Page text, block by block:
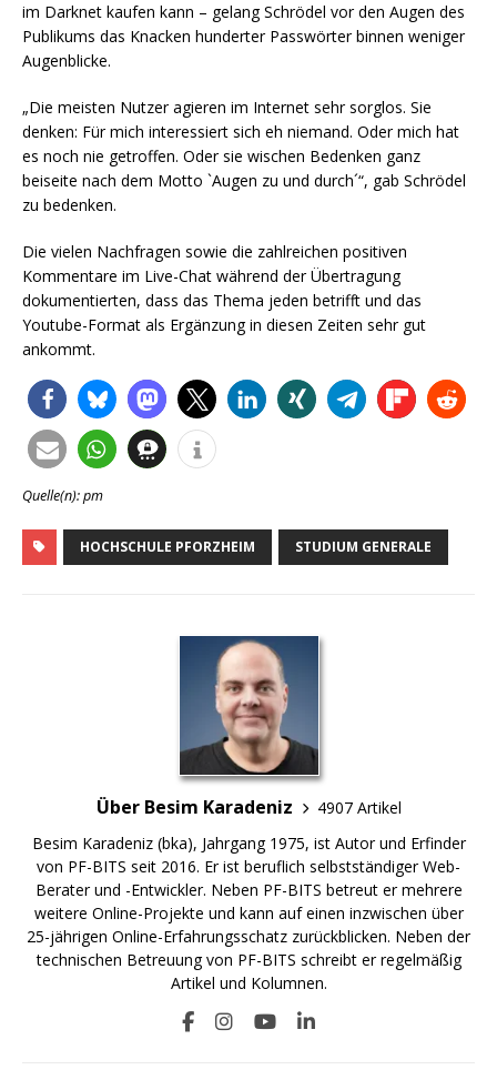
im Darknet kaufen kann – gelang Schrödel vor den Augen des
Publikums das Knacken hunderter Passwörter binnen weniger
Augenblicke.
„Die meisten Nutzer agieren im Internet sehr sorglos. Sie
denken: Für mich interessiert sich eh niemand. Oder mich hat
es noch nie getroffen. Oder sie wischen Bedenken ganz
beiseite nach dem Motto `Augen zu und durch´“, gab Schrödel
zu bedenken.
Die vielen Nachfragen sowie die zahlreichen positiven
Kommentare im Live-Chat während der Übertragung
dokumentierten, dass das Thema jeden betrifft und das
Youtube-Format als Ergänzung in diesen Zeiten sehr gut
ankommt.
Quelle(n): pm
HOCHSCHULE PFORZHEIM STUDIUM GENERALE
Über Besim Karadeniz
4907 Artikel
Besim Karadeniz (bka), Jahrgang 1975, ist Autor und Erfinder
von PF-BITS seit 2016. Er ist beruflich selbstständiger Web-
Berater und -Entwickler. Neben PF-BITS betreut er mehrere
weitere Online-Projekte und kann auf einen inzwischen über
25-jährigen Online-Erfahrungsschatz zurückblicken. Neben der
technischen Betreuung von PF-BITS schreibt er regelmäßig
Artikel und Kolumnen.